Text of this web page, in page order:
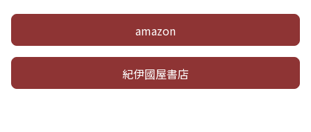
amazon
紀伊國屋書店